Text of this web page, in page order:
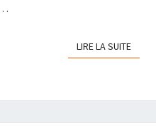
LIRE LA SUITELIRE